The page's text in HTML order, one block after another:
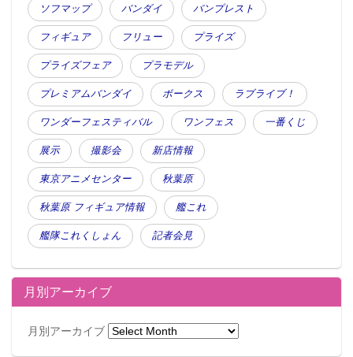
ソフマップ バンダイ バンプレスト
フィギュア フリュー プライズ
プライズフェア プラモデル
プレミアムバンダイ ボークス ラブライブ！
ワンダーフェスティバル ワンフェス 一番くじ
展示 撮影会 新店情報
東京アニメセンター 秋葉原
秋葉原 フィギュア情報 艦これ
艦隊これくしょん 記者会見
月別アーカイブ
月別アーカイブ